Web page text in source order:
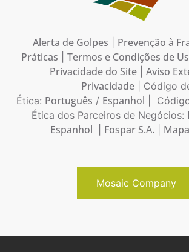
Alerta de Golpes Prevenção à
Práticas
Termos e Condições de
Privacidade do Site
Aviso
Privacidade| Código
Ética: Português / Espanhol |
Ética dos Parceiros de Negócios:
Espanhol Fospar S.A.
Mosaic Company